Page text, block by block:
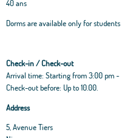
40 ans
Dorms are available only for
Check-in / Check-out
Arrival time: Starting from 3:00 pm -
Check-out before: Up to 10.00.
Address
5, Avenue Tiers